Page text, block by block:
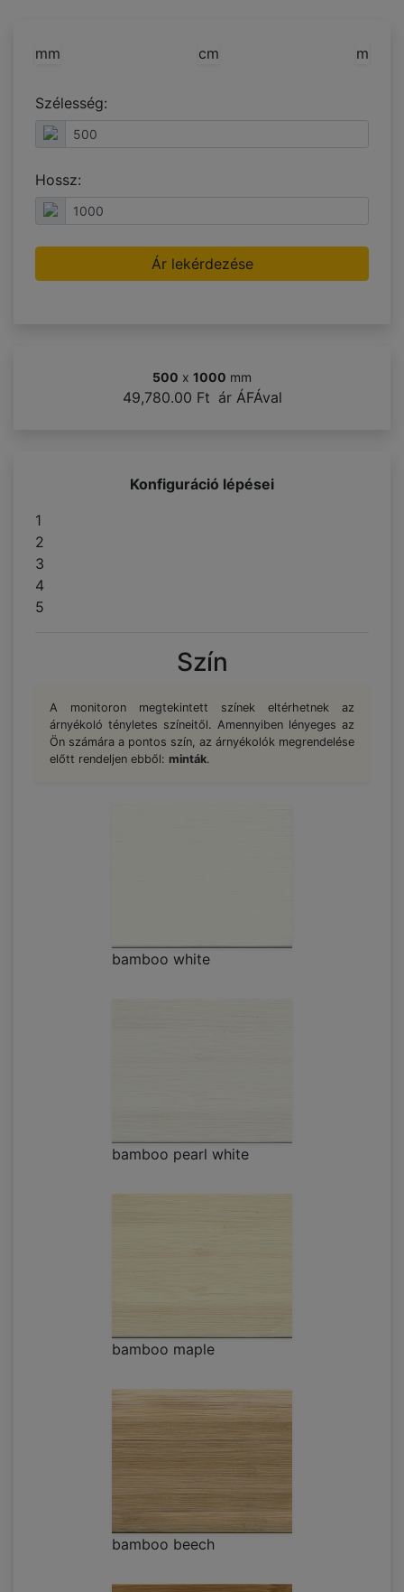
mm cm m
Szélesség:
Hossz:
Ár lekérdezése
500 x 1000 mm
49,780.00 Ft ár ÁFÁval
Konfiguráció lépései
1
2
3
4
5
Szín
A monitoron megtekintett színek eltérhetnek az
árnyékoló tényletes színeitől. Amennyiben lényeges az
Ön számára a pontos szín, az árnyékolók megrendelése
előtt rendeljen ebből: minták.
bamboo white
bamboo pearl white
bamboo maple
bamboo beech